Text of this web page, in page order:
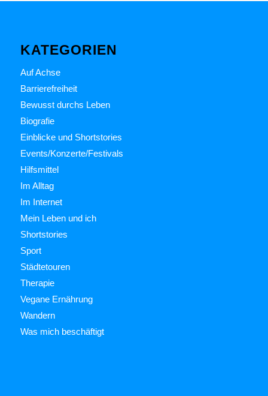
KATEGORIEN
Auf Achse
Barrierefreiheit
Bewusst durchs Leben
Biografie
Einblicke und Shortstories
Events/Konzerte/Festivals
Hilfsmittel
Im Alltag
Im Internet
Mein Leben und ich
Shortstories
Sport
Städtetouren
Therapie
Vegane Ernährung
Wandern
Was mich beschäftigt